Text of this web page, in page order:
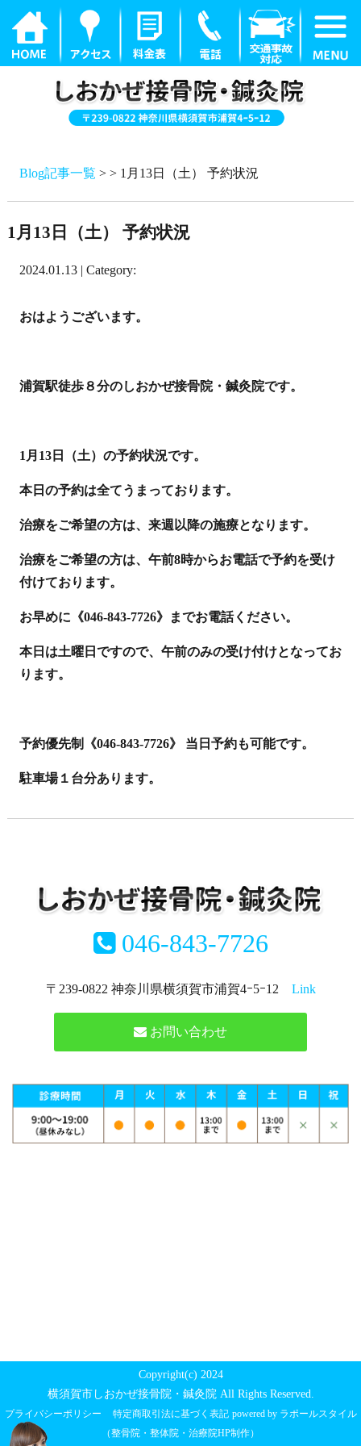
Blog記事一覧 > > 1月13日（土） 予約状況
1月13日（土） 予約状況
2024.01.13 | Category:
おはようございます。
浦賀駅徒歩８分のしおかぜ接骨院・鍼灸院です。
1月13日（土）の予約状況です。
本日の予約は全てうまっております。
治療をご希望の方は、来週以降の施療となります。
治療をご希望の方は、午前8時からお電話で予約を受け
付けております。
お早めに《046-843-7726》までお電話ください。
本日は土曜日ですので、午前のみの受け付けとなってお
ります。
予約優先制《046-843-7726》 当日予約も可能です。
駐車場１台分あります。
046-843-7726
〒239-0822 神奈川県横須賀市浦賀4ｰ5ｰ12 Link
お問い合わせ
Copyright(c) 2024
横須賀市しおかぜ接骨院・鍼灸院 All Rights Reserved.
プライバシーポリシー 特定商取引法に基づく表記 powered by ラポールスタイル
（整骨院・整体院・治療院HP制作）